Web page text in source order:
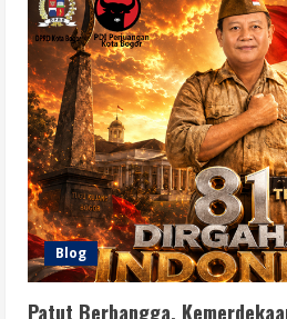
Blog
Patut Berbangga,